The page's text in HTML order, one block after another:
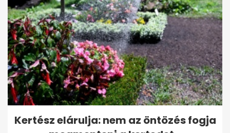
Kertész elárulja: nem az öntözés fogja